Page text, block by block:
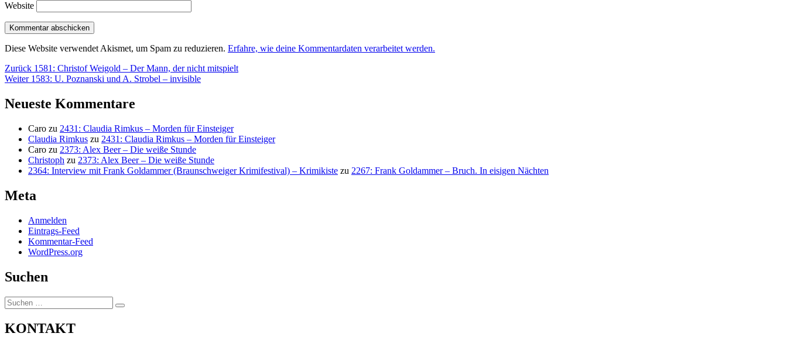
Website
Diese Website verwendet Akismet, um Spam zu reduzieren. Erfahre, wie deine Kommentardaten verarbeitet werden.
Beitragsnavigation
Zurück Vorheriger
Beitrag:
1581: Christof Weigold – Der Mann, der nicht mitspielt
Weiter Nächster
1583: U. Poznanski und A. Strobel – invisible
Neueste Kommentare
Caro zu 2431: Claudia Rimkus – Morden für Einsteiger
Claudia Rimkus zu 2431: Claudia Rimkus – Morden für Einsteiger
Caro zu 2373: Alex Beer – Die weiße Stunde
Christoph zu 2373: Alex Beer – Die weiße Stunde
2364: Interview mit Frank Goldammer (Braunschweiger Krimifestival) – Krimikiste zu 2267: Frank Goldammer – Bruch. In eisigen Nächten
Meta
Anmelden
Eintrags-Feed
Kommentar-Feed
WordPress.org
Suchen
Suchen
nach:
Suchen
KONTAKT